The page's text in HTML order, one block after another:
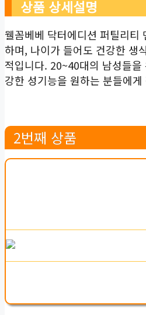
상품 상세설명
웰꼼베베 닥터에디션 퍼틸리티
하며, 나이가 들어도 건강한 생
적입니다. 20~40대의 남성들
강한 성기능을 원하는 분들에
2번째 상품